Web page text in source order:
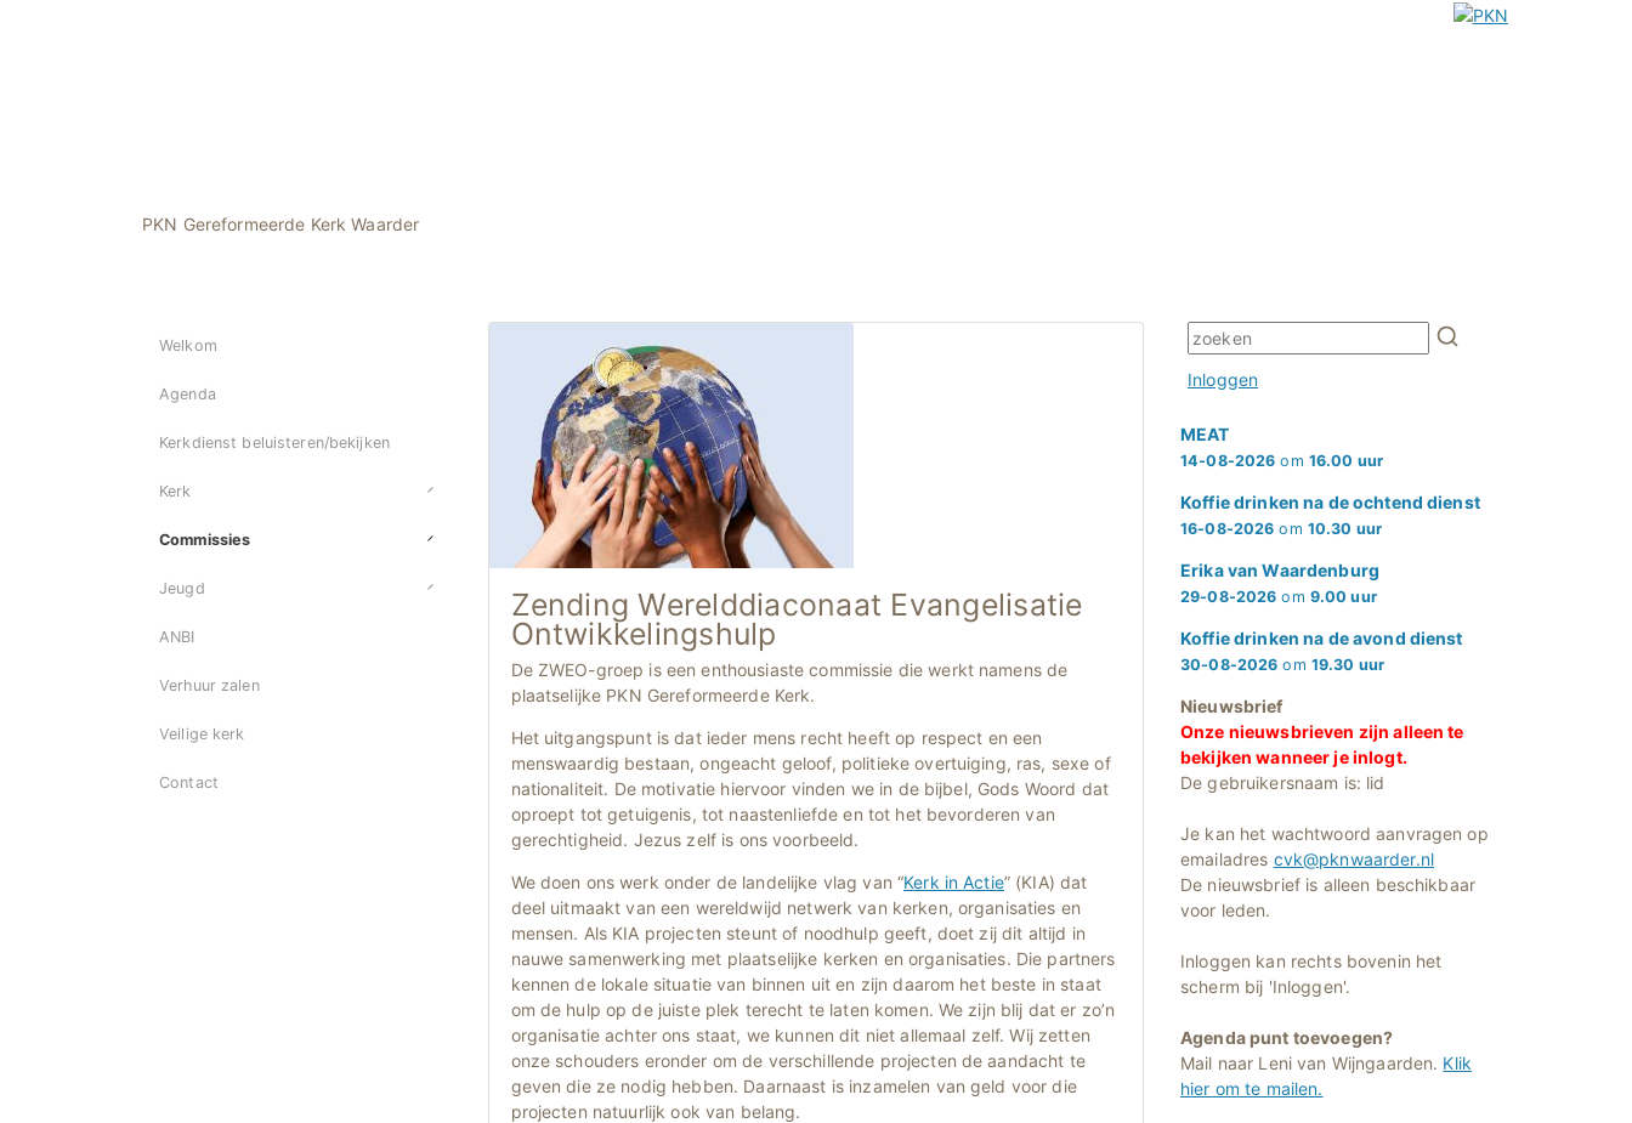
PKN Gereformeerde Kerk Waarder
Welkom
Agenda
Kerkdienst beluisteren/bekijken
Kerk
Commissies
Jeugd
ANBI
Verhuur zalen
Veilige kerk
Contact
Zending Werelddiaconaat Evangelisatie
Ontwikkelingshulp
De ZWEO-groep is een enthousiaste commissie die werkt namens de
plaatselijke PKN Gereformeerde Kerk.
Het uitgangspunt is dat ieder mens recht heeft op respect en een
menswaardig bestaan, ongeacht geloof, politieke overtuiging, ras, sexe of
nationaliteit. De motivatie hiervoor vinden we in de bijbel, Gods Woord dat
oproept tot getuigenis, tot naastenliefde en tot het bevorderen van
gerechtigheid. Jezus zelf is ons voorbeeld.
We doen ons werk onder de landelijke vlag van “Kerk in Actie” (KIA) dat
deel uitmaakt van een wereldwijd netwerk van kerken, organisaties en
mensen. Als KIA projecten steunt of noodhulp geeft, doet zij dit altijd in
nauwe samenwerking met plaatselijke kerken en organisaties. Die partners
kennen de lokale situatie van binnen uit en zijn daarom het beste in staat
om de hulp op de juiste plek terecht te laten komen. We zijn blij dat er zo’n
organisatie achter ons staat, we kunnen dit niet allemaal zelf. Wij zetten
onze schouders eronder om de verschillende projecten de aandacht te
geven die ze nodig hebben. Daarnaast is inzamelen van geld voor die
projecten natuurlijk ook van belang.
Inloggen
MEAT
14-08-2026 om 16.00 uur
Koffie drinken na de ochtend dienst
16-08-2026 om 10.30 uur
Erika van Waardenburg
29-08-2026 om 9.00 uur
Koffie drinken na de avond dienst
30-08-2026 om 19.30 uur
Nieuwsbrief
Onze nieuwsbrieven zijn alleen te
bekijken wanneer je inlogt.
De gebruikersnaam is: lid
Je kan het wachtwoord aanvragen op
emailadres cvk@pknwaarder.nl
De nieuwsbrief is alleen beschikbaar
voor leden.
Inloggen kan rechts bovenin het
scherm bij 'Inloggen'.
Agenda punt toevoegen?
Mail naar Leni van Wijngaarden. Klik
hier om te mailen.